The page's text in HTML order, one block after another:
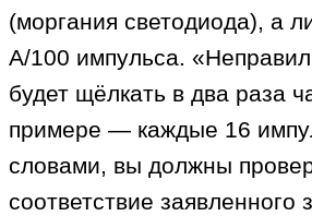
(моргания светодиода), а
А/100 импульса.
будет щёлкать в два раза
примере — каждые 16
словами, вы должны
соответствие заявленного